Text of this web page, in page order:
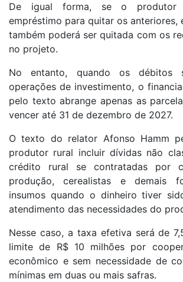
De igual forma, se o produtor
empréstimo para quitar os anteriores,
também poderá ser quitada com os
no projeto.
No entanto, quando os débitos
operações de investimento, o
pelo texto abrange apenas as
vencer até 31 de dezembro de 2027.
O texto do relator Afonso Hamm
produtor rural incluir dívidas não
crédito rural se contratadas por
produção, cerealistas e demais
insumos quando o dinheiro tiver
atendimento das necessidades do
Nesse caso, a taxa efetiva será de
limite de R$ 10 milhões por
econômico e sem necessidade de
mínimas em duas ou mais safras.